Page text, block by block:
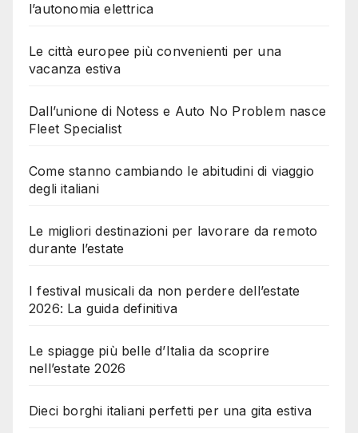
l’autonomia elettrica
Le città europee più convenienti per una
vacanza estiva
Dall’unione di Notess e Auto No Problem nasce
Fleet Specialist
Come stanno cambiando le abitudini di viaggio
degli italiani
Le migliori destinazioni per lavorare da remoto
durante l’estate
I festival musicali da non perdere dell’estate
2026: La guida definitiva
Le spiagge più belle d’Italia da scoprire
nell’estate 2026
Dieci borghi italiani perfetti per una gita estiva